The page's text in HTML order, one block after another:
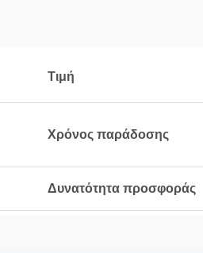
Τιμή
Χρόνος παράδοσης
Δυνατότητα προσφοράς